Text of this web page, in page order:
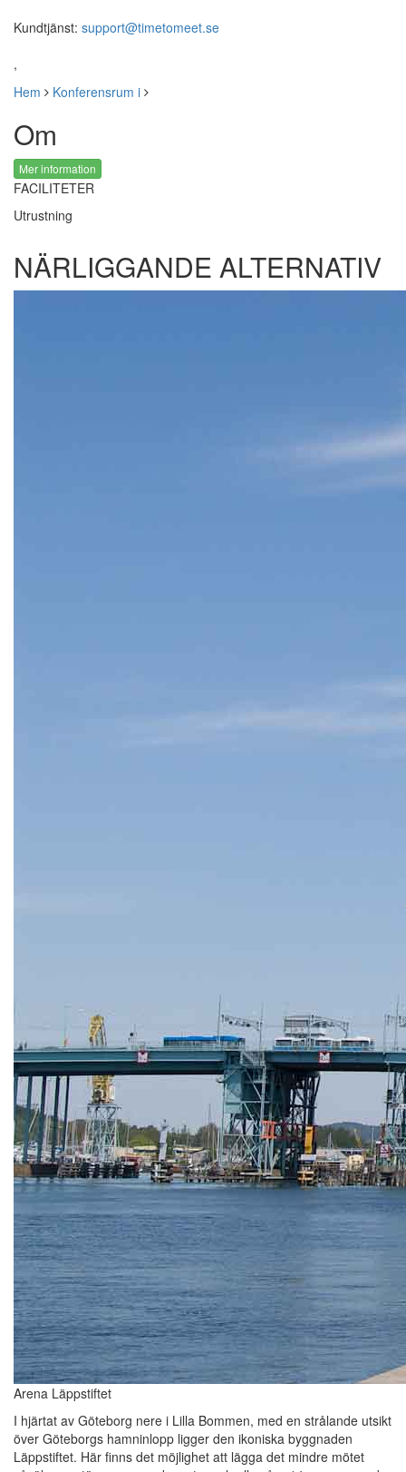
Kundtjänst: support@timetomeet.se
,
Hem
Konferensrum i
Om
Mer information
FACILITETER
Utrustning
NÄRLIGGANDE ALTERNATIV
Arena Läppstiftet
I hjärtat av Göteborg nere i Lilla Bommen, med en strålande utsikt
över Göteborgs hamninlopp ligger den ikoniska byggnaden
Läppstiftet. Här finns det möjlighet att lägga det mindre mötet